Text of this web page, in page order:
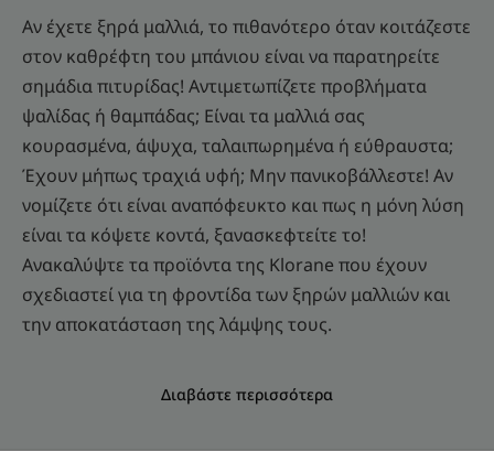
Αν έχετε ξηρά μαλλιά, το πιθανότερο όταν κοιτάζεστε
στον καθρέφτη του μπάνιου είναι να παρατηρείτε
σημάδια πιτυρίδας! Αντιμετωπίζετε προβλήματα
ψαλίδας ή θαμπάδας; Είναι τα μαλλιά σας
κουρασμένα, άψυχα, ταλαιπωρημένα ή εύθραυστα;
Έχουν μήπως τραχιά υφή; Μην πανικοβάλλεστε! Αν
νομίζετε ότι είναι αναπόφευκτο και πως η μόνη λύση
είναι τα κόψετε κοντά, ξανασκεφτείτε το!
Ανακαλύψτε τα προϊόντα της Klorane που έχουν
σχεδιαστεί για τη φροντίδα των ξηρών μαλλιών και
την αποκατάσταση της λάμψης τους.
Διαβάστε περισσότερα